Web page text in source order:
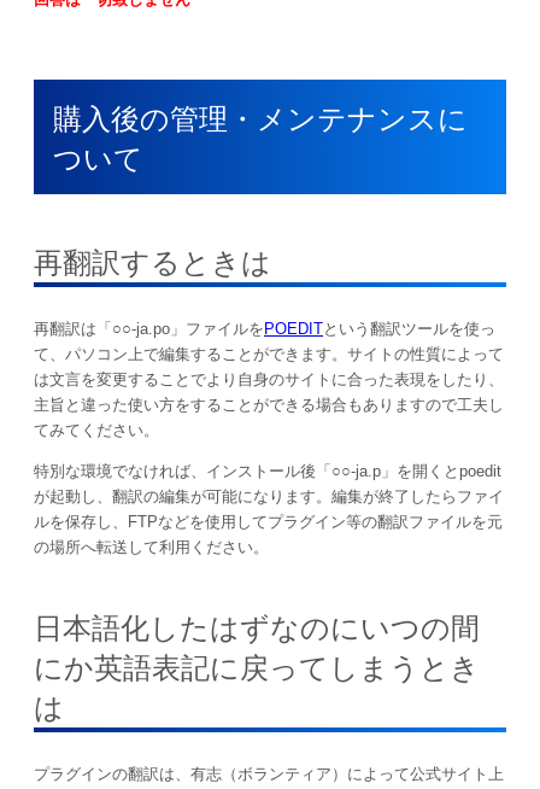
購入後の管理・メンテナンスに
ついて
再翻訳するときは
再翻訳は「○○-ja.po」ファイルを POEDITという翻訳ツールを使っ
て、パソコン上で編集することができます。サイトの性質によって
は文言を変更することでより自身のサイトに合った表現をしたり、
主旨と違った使い方をすることができる場合もありますので工夫し
てみてください。
特別な環境でなければ、インストール後「○○-ja.p」を開くとpoedit
が起動し、翻訳の編集が可能になります。編集が終了したらファイ
ルを保存し、FTPなどを使用してプラグイン等の翻訳ファイルを元
の場所へ転送して利用ください。
日本語化したはずなのにいつの間
にか英語表記に戻ってしまうとき
は
プラグインの翻訳は、有志（ボランティア）によって公式サイト上